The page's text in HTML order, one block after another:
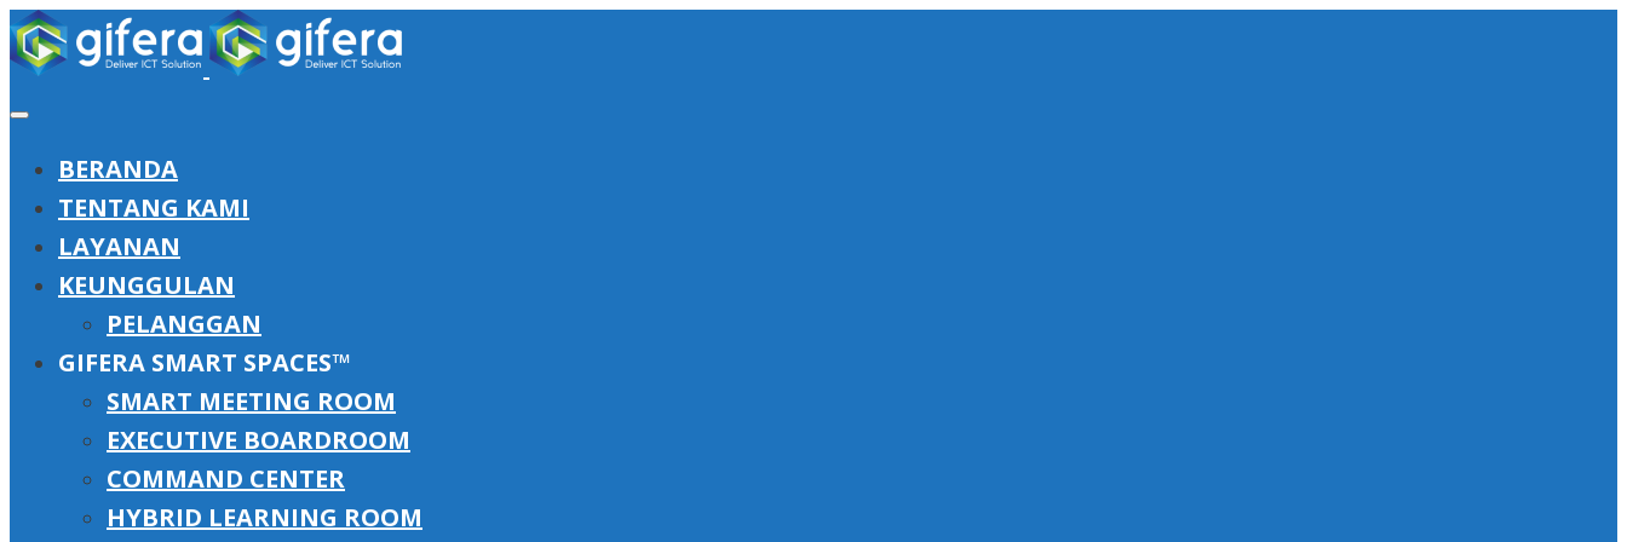
BERANDA
TENTANG KAMI
LAYANAN
KEUNGGULAN
PELANGGAN
GIFERA SMART SPACES™
SMART MEETING ROOM
EXECUTIVE BOARDROOM
COMMAND CENTER
HYBRID LEARNING ROOM